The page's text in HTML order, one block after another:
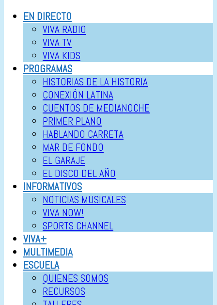
EN DIRECTO
VIVA RADIO
VIVA TV
VIVA KIDS
PROGRAMAS
HISTORIAS DE LA HISTORIA
CONEXIÓN LATINA
CUENTOS DE MEDIANOCHE
PRIMER PLANO
HABLANDO CARRETA
MAR DE FONDO
EL GARAJE
EL DISCO DEL AÑO
INFORMATIVOS
NOTICIAS MUSICALES
VIVA NOW!
SPORTS CHANNEL
VIVA+
MULTIMEDIA
ESCUELA
QUIENES SOMOS
RECURSOS